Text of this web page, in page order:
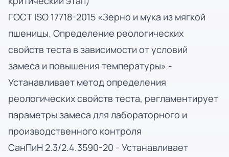
ГОСТ ISO 17718-2015 «Зерно и мука из мягкой
пшеницы. Определение реологических
свойств теста в зависимости от условий
замеса и повышения температуры» -
Устанавливает метод определения
реологических свойств теста, регламентирует
параметры замеса для лабораторного и
производственного контроля
СанПиН 2.3/2.4.3590-20 - Устанавливает